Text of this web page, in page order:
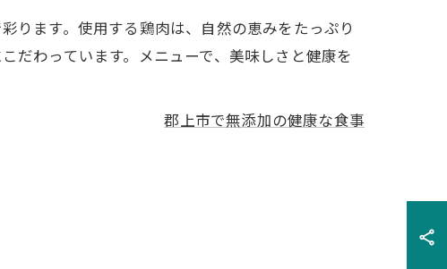
ります。使用する鶏肉は、自然の恵みをたっぷり
だわっています。メニューで、美味しさと健康を
郡上市で無添加の健康な食事